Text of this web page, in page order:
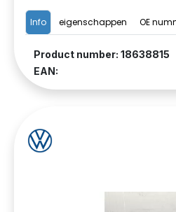
Info eigenschappen OE
Product number: 18638815
EAN: